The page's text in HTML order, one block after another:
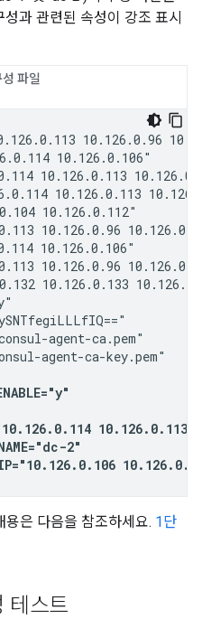
과 관련된 속성이 강조 표시
파일
10.126.0.96
10.126.0.106"
10.126.0.113
10.126.0.113
10.126.0.112"
10.126.0.96
10.126.0.106"
10.126.0.96
10.126.0.133
consul-agent-ca.pem"
agent-ca-key.pem"
2"
은 다음을 참조하세요. 1단
테스트